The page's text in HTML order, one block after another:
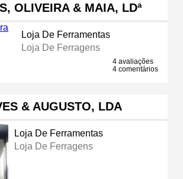
OLIVEIRA & MAIA, LDª
Loja De Ferramentas
Loja De Ferragens
4 avaliações
4 comentários
& AUGUSTO, LDA
Loja De Ferramentas
Loja De Ferragens